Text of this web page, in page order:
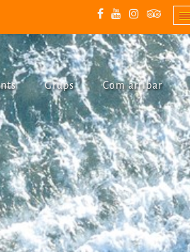
Grups Com arribar